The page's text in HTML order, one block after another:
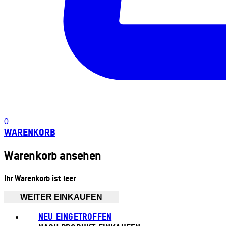
0
WARENKORB
Warenkorb ansehen
Ihr Warenkorb ist leer
WEITER EINKAUFEN
NEU EINGETROFFEN